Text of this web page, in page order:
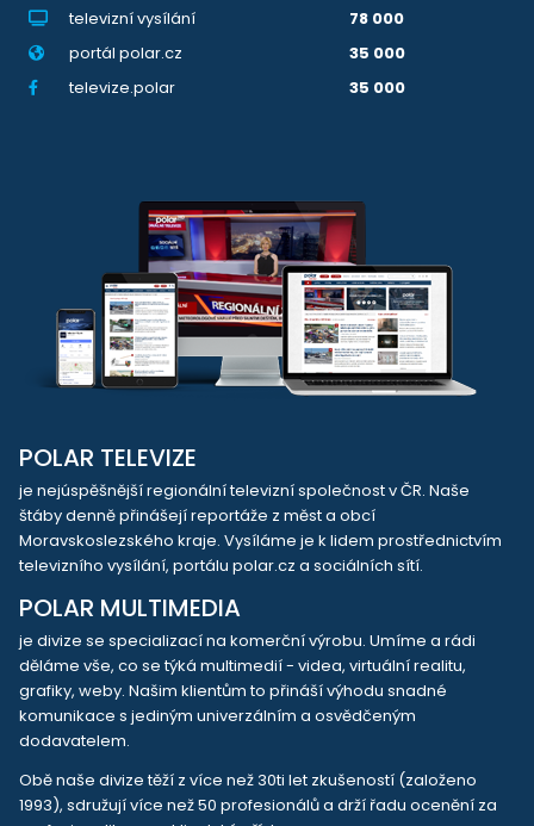
televizní vysílání
78 000
portál polar.cz
35 000
televize.polar
35 000
POLAR TELEVIZE
je nejúspěšnější regionální televizní společnost v ČR. Naše
štáby denně přinášejí reportáže z měst a obcí
Moravskoslezského kraje. Vysíláme je k lidem prostřednictvím
televizního vysílání, portálu polar.cz a sociálních sítí.
POLAR MULTIMEDIA
je divize se specializací na komerční výrobu. Umíme a rádi
děláme vše, co se týká multimedií - videa, virtuální realitu,
grafiky, weby. Našim klientům to přináší výhodu snadné
komunikace s jediným univerzálním a osvědčeným
dodavatelem.
Obě naše divize těží z více než 30ti let zkušeností (založeno
1993), sdružují více než 50 profesionálů a drží řadu ocenění za